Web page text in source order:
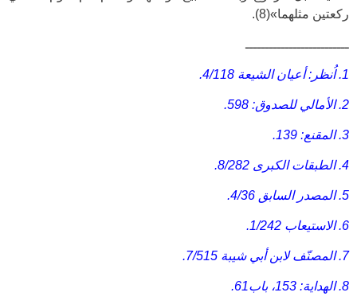
ركعتين مثلهما»(8).
ــــــــــــــــــــــــــ
1. اُنظر: أعيان الشيعة 4/118.
2. الأمالي للصدوق: 598.
3. المقنع: 139.
4. الطبقات الكبرى 8/282.
5. المصدر السابق 4/36.
6. الاستيعاب 1/242.
7. المصنّف لابن أبي شيبة 7/515.
8. الهداية: 153، باب61.